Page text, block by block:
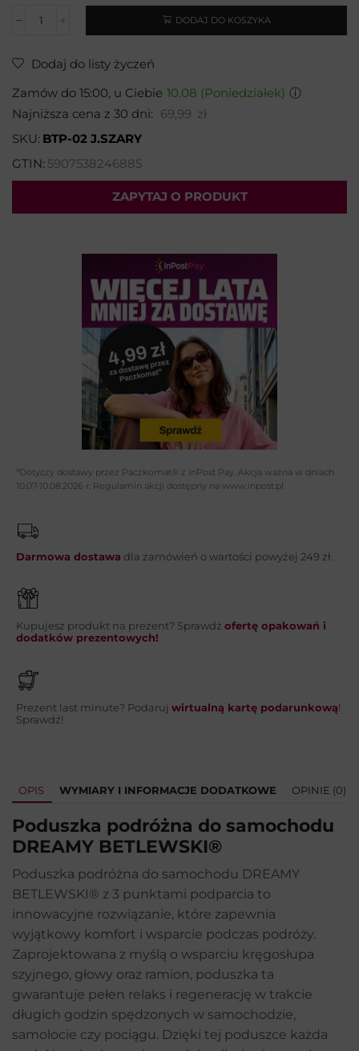
DODAJ DO KOSZYKA
Dodaj do listy życzeń
Zamów do 15:00, u Ciebie 10.08 (Poniedziałek) ⓘ
Najniższa cena z 30 dni:
69,99 zł
SKU: BTP-02 J.SZARY
GTIN: 5907538246885
ZAPYTAJ O PRODUKT
Wybierz temat:
Imię i nazwisko*:
Adres email*:
Wiadomość*:
WYŚLIJ
*Dotyczy dostawy przez Paczkomat® z InPost Pay. Akcja ważna w dniach
10.07-10.08.2026 r. Regulamin akcji dostępny na www.inpost.pl
Darmowa dostawa dla zamówień o wartości powyżej 249 zł.
Kupujesz produkt na prezent? Sprawdź ofertę opakowań i
dodatków prezentowych!
Prezent last minute? Podaruj wirtualną kartę podarunkową!
Sprawdź!
OPIS WYMIARY I INFORMACJE DODATKOWE OPINIE (0)
Poduszka podróżna do samochodu
DREAMY BETLEWSKI®
Poduszka podróżna do samochodu DREAMY
BETLEWSKI® z 3 punktami podparcia to
innowacyjne rozwiązanie, które zapewnia
wyjątkowy komfort i wsparcie podczas podróży.
Zaprojektowana z myślą o wsparciu kręgosłupa
szyjnego, głowy oraz ramion, poduszka ta
gwarantuje pełen relaks i regenerację w trakcie
długich godzin spędzonych w samochodzie,
samolocie czy pociągu. Dzięki tej poduszce każda